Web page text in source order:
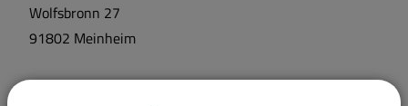
Wolfsbronn 27
91802 Meinheim